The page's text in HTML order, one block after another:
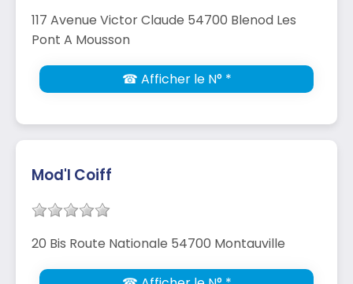
117 Avenue Victor Claude 54700 Blenod Les
Pont A Mousson
☎ Afficher le N° *
Mod'l Coiff
20 Bis Route Nationale 54700 Montauville